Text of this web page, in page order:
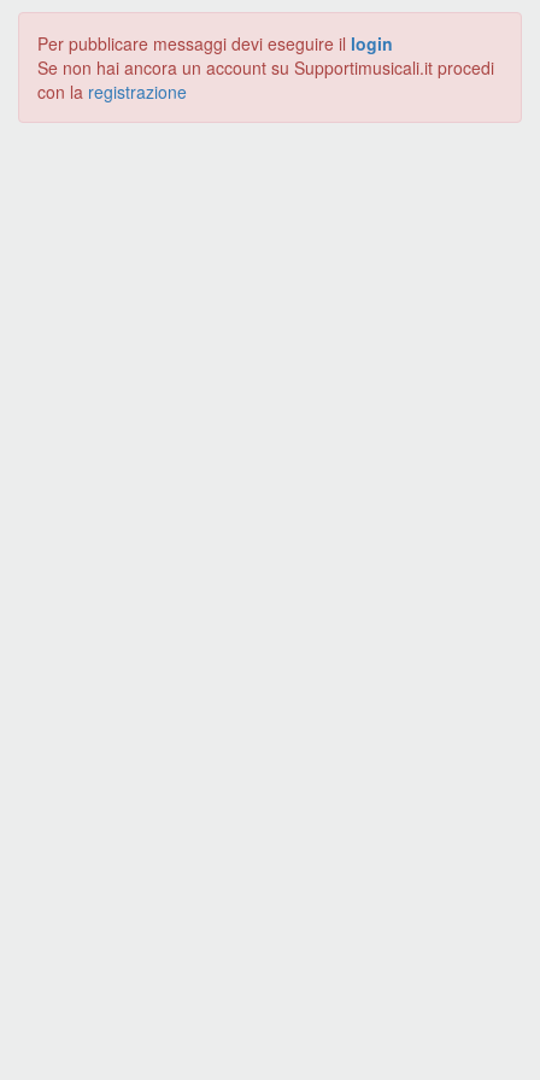
Per pubblicare messaggi devi eseguire il login
Se non hai ancora un account su Supportimusicali.it procedi
con la registrazione